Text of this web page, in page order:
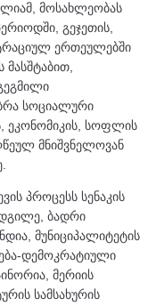
მოსახლეობას
გეჯეთის,
ერთეულებში
მასშტაბით,
სოციალური
ეკონომიკის, სოფლის
მნიშვნელოვან
პროცესს სენაკის
ბადრი
მუნიციპალიტეტის
დემოკრატიული
მერიის
სამსახურის